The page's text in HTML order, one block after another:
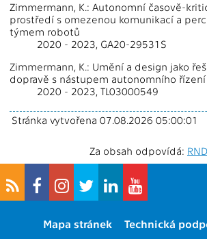
Zimmermann, K.: Autonomní časově-
prostředí s omezenou komunikací a
týmem robotů
2020 - 2023, GA20-29531S
Zimmermann, K.: Umění a design jako
dopravě s nástupem autonomního řízení
2020 - 2023, TL03000549
Stránka vytvořena 07.08.2026 05:00:01
Za obsah odpovídá:
Technická
Mapa stránek